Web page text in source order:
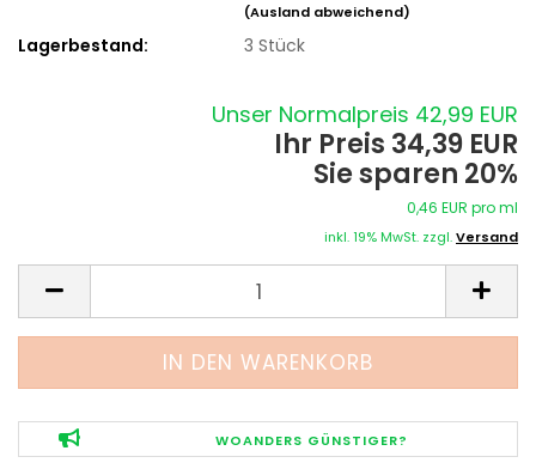
(Ausland abweichend)
Lagerbestand: 3Stück
Unser Normalpreis 42,99 EUR
Ihr Preis 34,39 EUR
Sie sparen 20%
0,46 EUR pro ml
inkl. 19% MwSt. zzgl.Versand
WOANDERS GÜNSTIGER?